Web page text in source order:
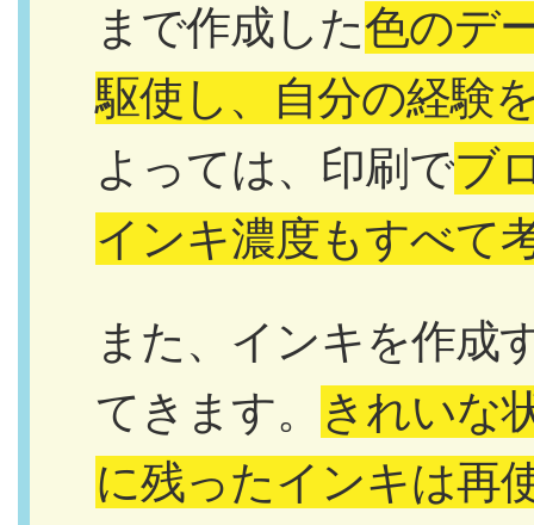
まで作成した色のデ
駆使し、自分の経験
よっては、印刷でブ
インキ濃度もすべて
また、インキを作成
てきます。
きれいな
に残ったインキは再